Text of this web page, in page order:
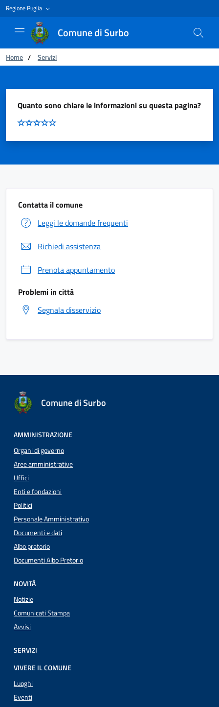
Regione Puglia
Comune di Surbo
Ti trovi in:
Home / Servizi
Servizio
Quanto sono chiare le informazioni su questa pagina?
Contatta il comune
Leggi le domande frequenti
Richiedi assistenza
Prenota appuntamento
Problemi in città
Segnala disservizio
Comune di Surbo
AMMINISTRAZIONE
Organi di governo
Aree amministrative
Uffici
Enti e fondazioni
Politici
Personale Amministrativo
Documenti e dati
Albo pretorio
Documenti Albo Pretorio
NOVITÀ
Notizie
Comunicati Stampa
Avvisi
SERVIZI
VIVERE IL COMUNE
Luoghi
Eventi